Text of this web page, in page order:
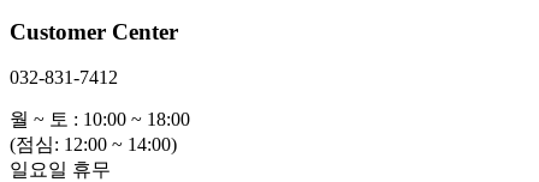
Customer Center
032-831-7412
월 ~ 토 : 10:00 ~ 18:00
(점심: 12:00 ~ 14:00)
일요일 휴무